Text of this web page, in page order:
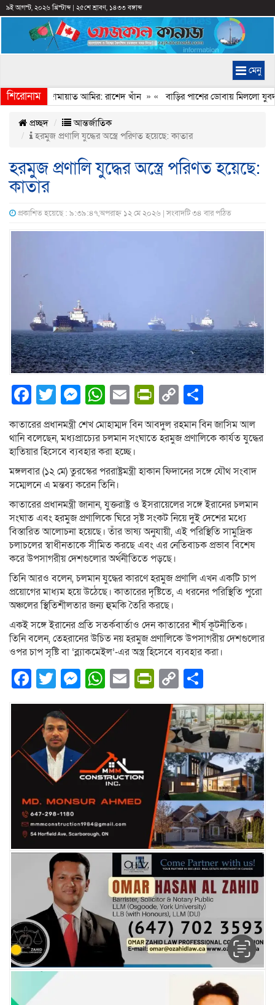
৯ই আগস্ট, ২০২৬ খ্রিস্টাব্দ| ২৫শে শ্রাবণ, ১৪৩৩ বঙ্গাব্দ
মেনু
শিরোনাম
করেন জামায়াত আমির: রাশেদ খাঁন » « বাড়ির পাশের ডোবায় মিললো
প্রচ্ছদ
আন্তর্জাতিক
হরমুজ প্রণালি যুদ্ধের অস্ত্রে পরিণত হয়েছে: কাতার
হরমুজ প্রণালি যুদ্ধের অস্ত্রে পরিণত হয়েছে:
কাতার
প্রকাশিত হয়েছে : ৯:৩৯:৪৭,অপরাহ্ন ১২ মে ২০২৬ | সংবাদটি ৩৪ বার পঠিত
Facebook
Twitter
Messenger
WhatsApp
EmailPrintFriendly
Copy
Link
কাতারের প্রধানমন্ত্রী শেখ মোহাম্মদ বিন আবদুল রহমান বিন জাসিম আল
থানি বলেছেন, মধ্যপ্রাচ্যের চলমান সংঘাতে হরমুজ প্রণালিকে কার্যত যুদ্ধের
হাতিয়ার হিসেবে ব্যবহার করা হচ্ছে।
মঙ্গলবার (১২ মে) তুরস্কের পররাষ্ট্রমন্ত্রী হাকান ফিদানের সঙ্গে যৌথ সংবাদ
সম্মেলনে এ মন্তব্য করেন তিনি।
কাতারের প্রধানমন্ত্রী জানান, যুক্তরাষ্ট্র ও ইসরায়েলের সঙ্গে ইরানের চলমান
সংঘাত এবং হরমুজ প্রণালিকে ঘিরে সৃষ্ট সংকট নিয়ে দুই দেশের মধ্যে
বিস্তারিত আলোচনা হয়েছে। তাঁর ভাষ্য অনুযায়ী, এই পরিস্থিতি সামুদ্রিক
চলাচলের স্বাধীনতাকে সীমিত করছে এবং এর নেতিবাচক প্রভাব বিশেষ
করে উপসাগরীয় দেশগুলোর অর্থনীতিতে পড়ছে।
তিনি আরও বলেন, চলমান যুদ্ধের কারণে হরমুজ প্রণালি এখন একটি চাপ
প্রয়োগের মাধ্যম হয়ে উঠেছে। কাতারের দৃষ্টিতে, এ ধরনের পরিস্থিতি পুরো
অঞ্চলের স্থিতিশীলতার জন্য হুমকি তৈরি করছে।
একই সঙ্গে ইরানের প্রতি সতর্কবার্তাও দেন কাতারের শীর্ষ কূটনীতিক।
তিনি বলেন, তেহরানের উচিত নয় হরমুজ প্রণালিকে উপসাগরীয় দেশগুলোর
ওপর চাপ সৃষ্টি বা ‘ব্ল্যাকমেইল’-এর অস্ত্র হিসেবে ব্যবহার করা।
Facebook
Twitter
Messenger
WhatsApp
EmailPrintFriendly
Copy
Link